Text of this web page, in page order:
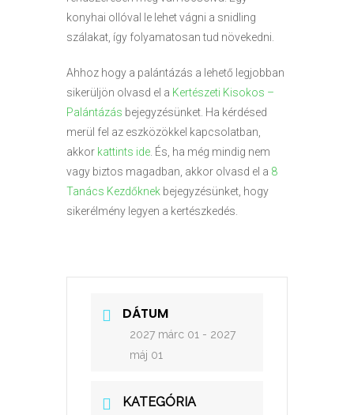
konyhai ollóval le lehet vágni a snidling
szálakat, így folyamatosan tud növekedni.
Ahhoz hogy a palántázás a lehető legjobban
sikerüljön olvasd el a Kertészeti Kisokos –
Palántázás bejegyzésünket. Ha kérdésed
merül fel az eszközökkel kapcsolatban,
akkor kattints ide . És, ha még mindig nem
vagy biztos magadban, akkor olvasd el a 8
Tanács Kezdőknek bejegyzésünket, hogy
sikerélmény legyen a kertészkedés.
DÁTUM
2027 márc 01 - 2027
máj 01
KATEGÓRIA